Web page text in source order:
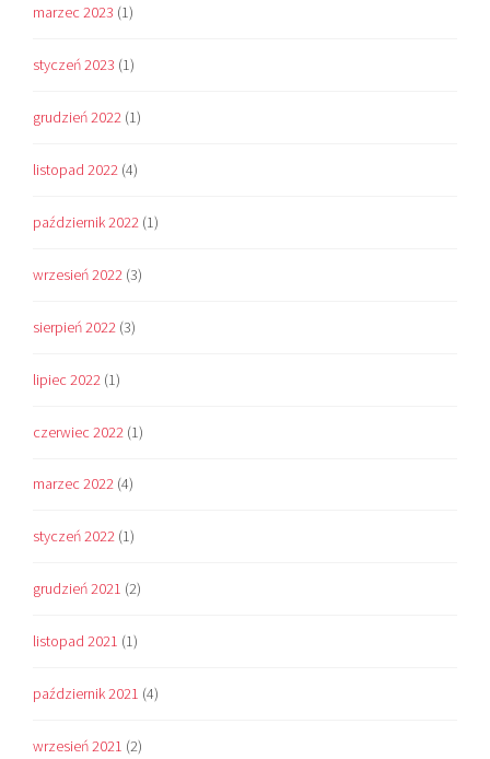
marzec 2023 (1)
styczeń 2023 (1)
grudzień 2022 (1)
listopad 2022 (4)
październik 2022 (1)
wrzesień 2022 (3)
sierpień 2022 (3)
lipiec 2022 (1)
czerwiec 2022 (1)
marzec 2022 (4)
styczeń 2022 (1)
grudzień 2021 (2)
listopad 2021 (1)
październik 2021 (4)
wrzesień 2021 (2)